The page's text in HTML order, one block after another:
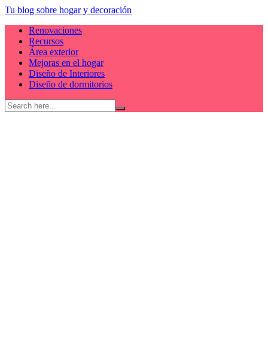
Skip
content
Tu blog sobre hogar y decoración
Renovaciones
Recursos
Área exterior
Mejoras en el hogar
Diseño de Interiores
Diseño de dormitorios